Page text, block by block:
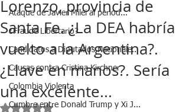
Ataque de Javier Milei al period...
¿Fraude Libertario?
Candidatos a Diputados Nacionale...
Causas contra Cristina Kirchner
Colombia Violenta
Cumbre entre Donald Trump y Xi J...
Lorenzo, provincia de
Santa Fe. ¿La DEA habría
vuelto a la Argentina?.
¿Llave en manos?. Sería
una excelente...
Obtuvo NaN de 5 estrellas.